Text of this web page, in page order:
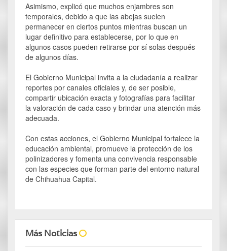
Asimismo, explicó que muchos enjambres son
temporales, debido a que las abejas suelen
permanecer en ciertos puntos mientras buscan un
lugar definitivo para establecerse, por lo que en
algunos casos pueden retirarse por sí solas después
de algunos días.
El Gobierno Municipal invita a la ciudadanía a realizar
reportes por canales oficiales y, de ser posible,
compartir ubicación exacta y fotografías para facilitar
la valoración de cada caso y brindar una atención más
adecuada.
Con estas acciones, el Gobierno Municipal fortalece la
educación ambiental, promueve la protección de los
polinizadores y fomenta una convivencia responsable
con las especies que forman parte del entorno natural
de Chihuahua Capital.
Más Noticias